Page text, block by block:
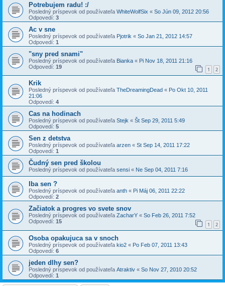
Potrebujem radu! :/
Posledný príspevok od používateľa WhiteWolfSix « So Jún 09, 2012 20:56
Odpovedí: 3
Ac v sne
Posledný príspevok od používateľa Pjotrik « So Jan 21, 2012 14:57
Odpovedí: 1
"sny pred snami"
Posledný príspevok od používateľa Bianka « Pi Nov 18, 2011 21:16
Odpovedí: 19 1 2
Krik
Posledný príspevok od používateľa TheDreamingDead « Po Okt 10, 2011
21:06
Odpovedí: 4
Cas na hodinach
Posledný príspevok od používateľa Stejk « Št Sep 29, 2011 5:49
Odpovedí: 5
Sen z detstva
Posledný príspevok od používateľa arzen « St Sep 14, 2011 17:22
Odpovedí: 1
Čudný sen pred školou
Posledný príspevok od používateľa sensi « Ne Sep 04, 2011 7:16
Iba sen ?
Posledný príspevok od používateľa anth « Pi Máj 06, 2011 22:22
Odpovedí: 2
Začiatok a progres vo svete snov
Posledný príspevok od používateľa ZacharY « So Feb 26, 2011 7:52
Odpovedí: 15 1 2
Osoba opakujuca sa v snoch
Posledný príspevok od používateľa kio2 « Po Feb 07, 2011 13:43
Odpovedí: 6
jeden dlhy sen?
Posledný príspevok od používateľa Atraktiv « So Nov 27, 2010 20:52
Odpovedí: 1